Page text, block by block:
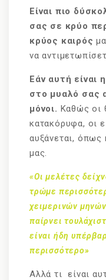
Είναι πιο
σας σε κρύο
κρύος καιρός
να
Εάν αυτή είναι
στο μυαλό σας
μόνοι. Καθώς οι
κατακόρυφα, οι
αυξάνεται, όπως
μας.
«Οι μελέτες
τρώμε
χειμερινών
παίρνει
είναι ήδη
περισσότερο»
Αλλά τι είναι